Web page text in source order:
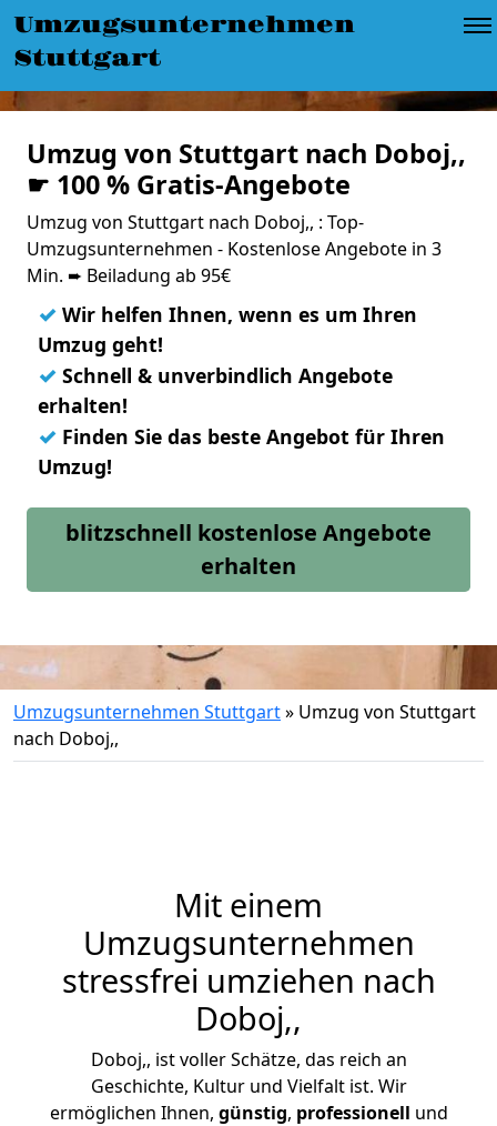
Umzugsunternehmen
Stuttgart
Umzug von Stuttgart nach Doboj,,
☛ 100 % Gratis-Angebote
Umzug von Stuttgart nach Doboj,, : Top-
Umzugsunternehmen - Kostenlose Angebote in 3
Min. ➨ Beiladung ab 95€
✓ Wir helfen Ihnen, wenn es um Ihren
Umzug geht!
✓ Schnell & unverbindlich Angebote
erhalten!
✓ Finden Sie das beste Angebot für Ihren
Umzug!
blitzschnell kostenlose Angebote
erhalten
Umzugsunternehmen Stuttgart» Umzug von Stuttgart
nach Doboj,,
Mit einem
Umzugsunternehmen
stressfrei umziehen nach
Doboj,,
Doboj,, ist voller Schätze, das reich an
Geschichte, Kultur und Vielfalt ist. Wir
ermöglichen Ihnen, günstig, professionell und